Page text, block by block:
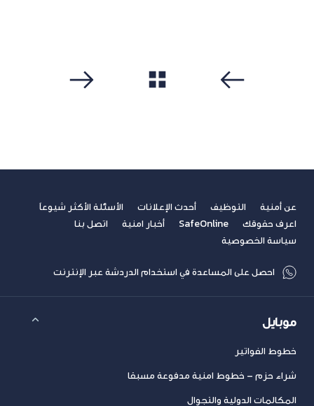
عن أمنية التوظيف أحدث الإعلانات
الأسئلة الأكثر شيوعاً
اعرف حقوقك
SafeOnline أخبار امنية
اتصل بنا
سياسة الخصوصية
احصل على المساعدة في استخدام الدردشة عبر الإنترنت
موبايل
خطوط الفواتير
شراء حزم – خطوط امنية مدفوعة مسبقا
المكالمات الدولية والتجوال